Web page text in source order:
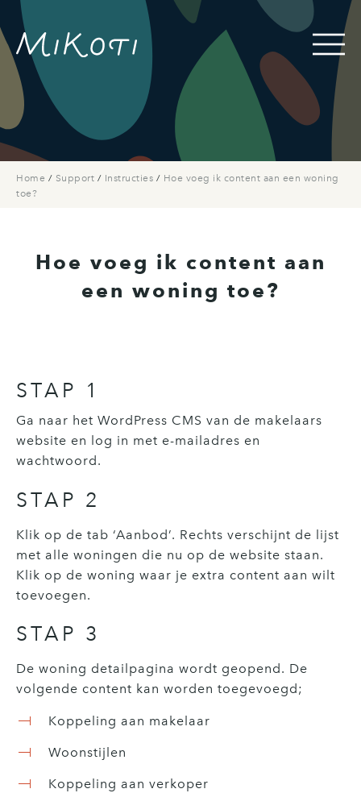
Home / Support / Instructies / Hoe voeg ik content aan een woning
toe?
Hoe voeg ik content aan
een woning toe?
STAP 1
Ga naar het WordPress CMS van de makelaars
website en log in met e-mailadres en
wachtwoord.
STAP 2
Klik op de tab ‘Aanbod’. Rechts verschijnt de lijst
met alle woningen die nu op de website staan.
Klik op de woning waar je extra content aan wilt
toevoegen.
STAP 3
De woning detailpagina wordt geopend. De
volgende content kan worden toegevoegd;
Koppeling aan makelaar
Woonstijlen
Koppeling aan verkoper